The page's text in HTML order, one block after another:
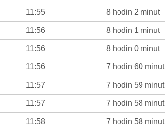
11:55 8 hodin 2 minut
11:56 8 hodin 1 minut
11:56 8 hodin 0 minut
11:56 7 hodin 60 minut
11:57 7 hodin 59 minut
11:57 7 hodin 58 minut
11:58 7 hodin 58 minut